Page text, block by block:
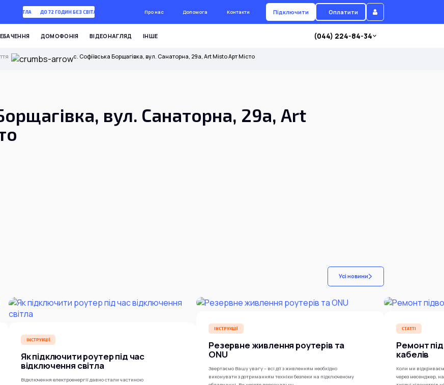
БЕЗ СВІТЛА ДО 72 ГОДИН БЕЗ СВІТЛА Про нас Допомога Контакти Підключити Оплатити
ДОМОФОНІЯ ВІДЕОНАГЛЯД ІНШЕ (044) 224-84-34
с. Софіївська Борщагівка, вул. Санаторна, 29а, Art Misto Арт Місто
вул. Санаторна, 29а, Art
Усі новини
ІНСТРУКЦІЇ
Як підключити роутер під час
відключення світла
Відключення електроенергії давно стали частиною
ІНСТРУКЦІЇ
Резервне живлення роутерів та
ONU
Звертаємо Вашу увагу – всі дії з живленням необхідно
виконувати з дотриманням техніки безпеки на підключеному
СТАТТІ
Ремонт
кабелів
Коли ми
через месенджер,